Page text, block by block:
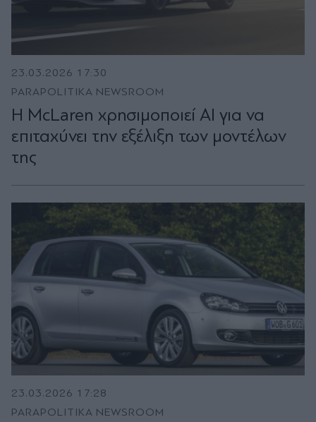
23.03.2026 17:30
PARAPOLITIKA NEWSROOM
Η McLaren χρησιμοποιεί AI για να
επιταχύνει την εξέλιξη των μοντέλων
της
23.03.2026 17:28
PARAPOLITIKA NEWSROOM